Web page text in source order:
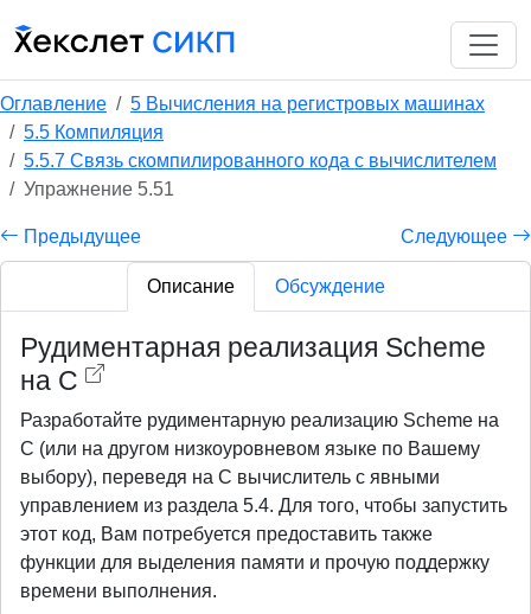
Оглавление
5 Вычисления на регистровых машинах
5.5 Компиляция
5.5.7 Связь скомпилированного кода с вычислителем
Упражнение 5.51
Предыдущее Следующее
Описание Обсуждение
Рудиментарная реализация Scheme
на C
Разработайте рудиментарную реализацию Scheme на
C (или на другом низкоуровневом языке по Вашему
выбору), переведя на C вычислитель с явными
управлением из раздела 5.4. Для того, чтобы запустить
этот код, Вам потребуется предоставить также
функции для выделения памяти и прочую поддержку
времени выполнения.